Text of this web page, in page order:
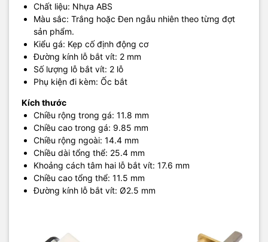
Chất liệu: Nhựa ABS
Màu sắc: Trắng hoặc Đen ngẫu nhiên theo từng đợt
sản phẩm.
Kiểu gá: Kẹp cố định động cơ
Đường kính lỗ bắt vít: 2 mm
Số lượng lỗ bắt vít: 2 lỗ
Phụ kiện đi kèm: Ốc bắt
Kích thước
Chiều rộng trong gá: 11.8 mm
Chiều cao trong gá: 9.85 mm
Chiều rộng ngoài: 14.4 mm
Chiều dài tổng thể: 25.4 mm
Khoảng cách tâm hai lỗ bắt vít: 17.6 mm
Chiều cao tổng thể: 11.5 mm
Đường kính lỗ bắt vít: Ø2.5 mm